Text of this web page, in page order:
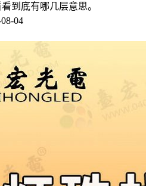
到底有哪几层意思。
04